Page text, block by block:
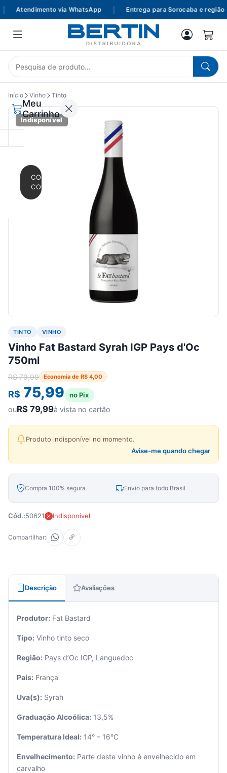
Atendimento via WhatsApp Entrega para Sorocaba e região
Meu
Carrinho
CONTINUAR
COMPRANDO
Início Vinho Tinto
Indisponível
TINTO VINHO
Vinho Fat Bastard Syrah IGP Pays d'Oc
750ml
R$79,99 Economia de R$ 4,00
R$ 75,99 no Pix
ouR$ 79,99à vista no cartão
Produto indisponível no momento.
Avise-me quando chegar
Compra 100% segura Envio para todo Brasil
Cód.:50621 Indisponível
Compartilhar:
Descrição Avaliações
Produtor: Fat Bastard
Tipo: Vinho tinto seco
Região: Pays d’Oc IGP, Languedoc
País: França
Uva(s): Syrah
Graduação Alcoólica: 13,5%
Temperatura Ideal: 14° – 16°C
Envelhecimento: Parte deste vinho é envelhecido em
carvalho